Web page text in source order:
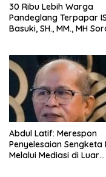
30 Ribu Lebih Warga
Pandeglang Terpapar
Basuki, SH., MM., MH
Abdul Latif: Merespon
Penyelesaian Sengketa
Melalui Mediasi di Luar